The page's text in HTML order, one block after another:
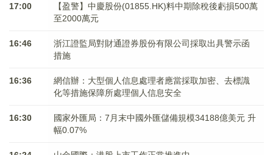
17:00
【盈警】中慶股份(01855.HK)料中期除稅後虧損500萬
至2000萬元
16:46
浙江證監局對財通證券股份有限公司採取出具警示函
措施
16:36
網信辦：大型個人信息處理者應當採取加密、去標識
化等措施保障所處理個人信息安全
16:30
國家外匯局：7月末中國外匯儲備規模34188億美元 升
幅0.07%